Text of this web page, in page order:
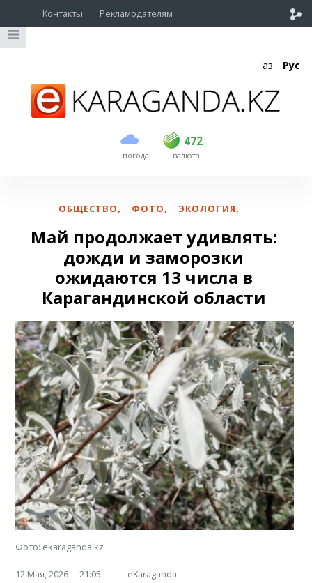
Контакты Рекламодателям
Қаз Рус
погода
472
USD 469 472
EUR валюта
ОБЩЕСТВО, ФОТО, ЭКОЛОГИЯ,
Май продолжает удивлять:
дожди и заморозки
ожидаются 13 числа в
Карагандинской области
Фото: ekaraganda.kz
12 Мая, 2026 21:05 eKaraganda